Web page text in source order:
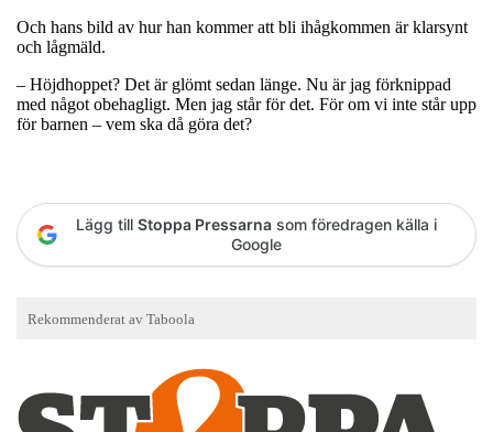
Och hans bild av hur han kommer att bli ihågkommen är klarsynt
och lågmäld.
– Höjdhoppet? Det är glömt sedan länge. Nu är jag förknippad
med något obehagligt. Men jag står för det. För om vi inte står upp
för barnen – vem ska då göra det?
Lägg till Stoppa Pressarna som föredragen källa i
Google